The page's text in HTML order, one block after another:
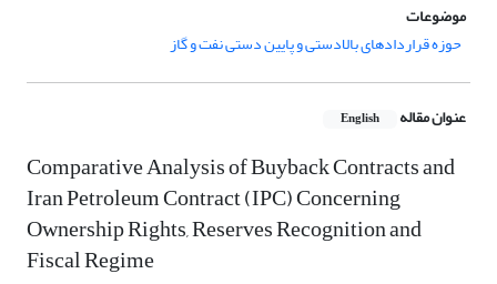
موضوعات
حوزه قراردادهای بالادستی و پایین دستی نفت و گاز
عنوان مقاله English
Comparative Analysis of Buyback Contracts and
Iran Petroleum Contract (IPC) Concerning
Ownership Rights, Reserves Recognition and
Fiscal Regime